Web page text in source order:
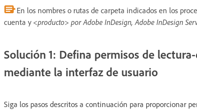
En los nombres o rutas de carpeta indicados en los
cuenta y <producto> por Adobe InDesign, Adobe InDesign
Solución 1: Defina permisos de
mediante la interfaz de usuario
Siga los pasos descritos a continuación para proporcionar